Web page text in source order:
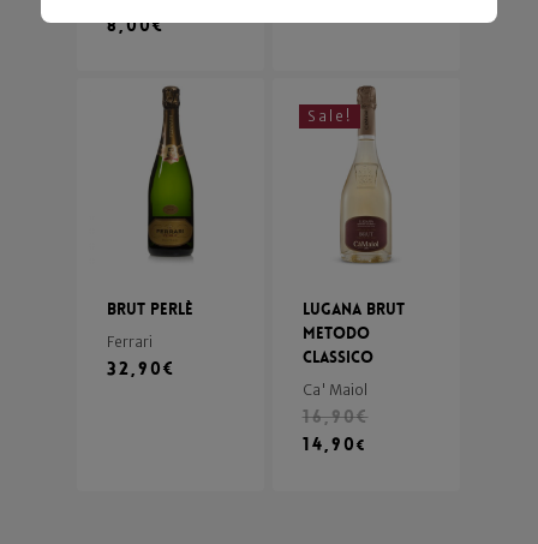
8,00€
Brut Perlè
Ferrari
32,90€
Sale!
Lugana Brut
Metodo
Classico
Ca' Maiol
16,90€
14,90€